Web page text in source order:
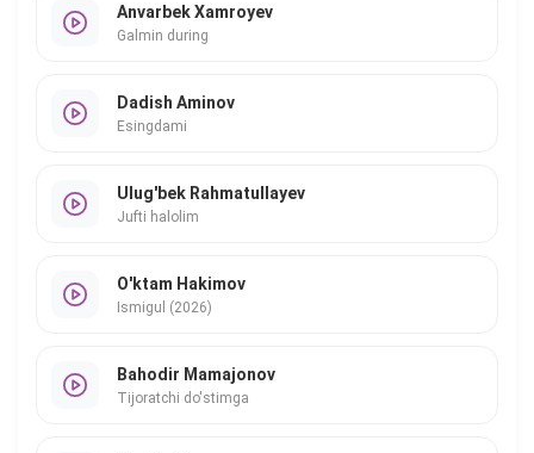
Anvarbek Xamroyev
Galmin during
Dadish Aminov
Esingdami
Ulug'bek Rahmatullayev
Jufti halolim
O'ktam Hakimov
Ismigul (2026)
Bahodir Mamajonov
Tijoratchi do'stimga